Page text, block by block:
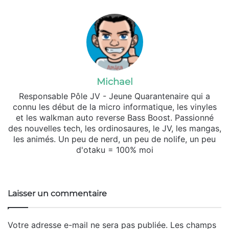
Michael
Responsable Pôle JV - Jeune Quarantenaire qui a
connu les début de la micro informatique, les vinyles
et les walkman auto reverse Bass Boost. Passionné
des nouvelles tech, les ordinosaures, le JV, les mangas,
les animés. Un peu de nerd, un peu de nolife, un peu
d'otaku = 100% moi
Laisser un commentaire
Votre adresse e-mail ne sera pas publiée. Les champs